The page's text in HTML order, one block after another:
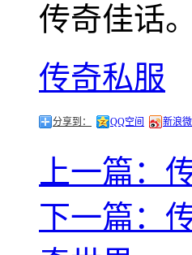
传奇佳话。
传奇私服
分享到： QQ空间 新浪
上一篇：
下一篇：